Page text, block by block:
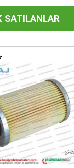
SATILANLAR